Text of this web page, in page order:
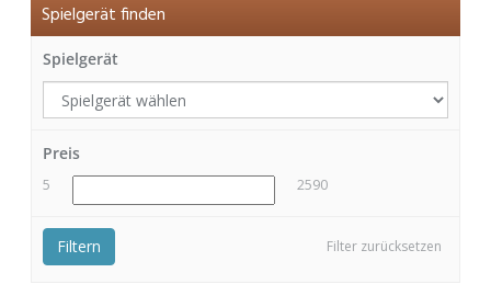
Spielgerät finden
Spielgerät
Preis
5 2590
Filter zurücksetzen
Filtern